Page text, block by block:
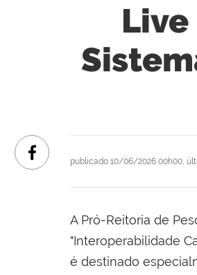
publicado 10/06/2026 00h00,
A Pró-Reitoria de
"Interoperabilidade
é destinado